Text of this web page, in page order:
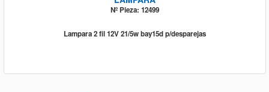
Nº Pieza: 12499
Lampara 2 fil 12V 21/5w bay15d p/desparejas